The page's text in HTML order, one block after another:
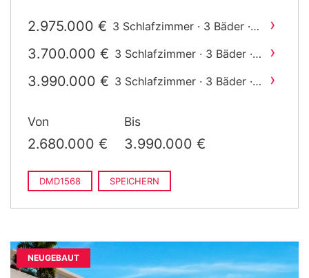
2.975.000 € 3 Schlafzimmer · 3 Bäder ·
›
3.700.000 € 3 Schlafzimmer · 3 Bäder ·
›
3.990.000 € 3 Schlafzimmer · 3 Bäder ·
›
Von
2.680.000 €
Bis
3.990.000 €
DMD1568 SPEICHERN
NEUGEBAUT